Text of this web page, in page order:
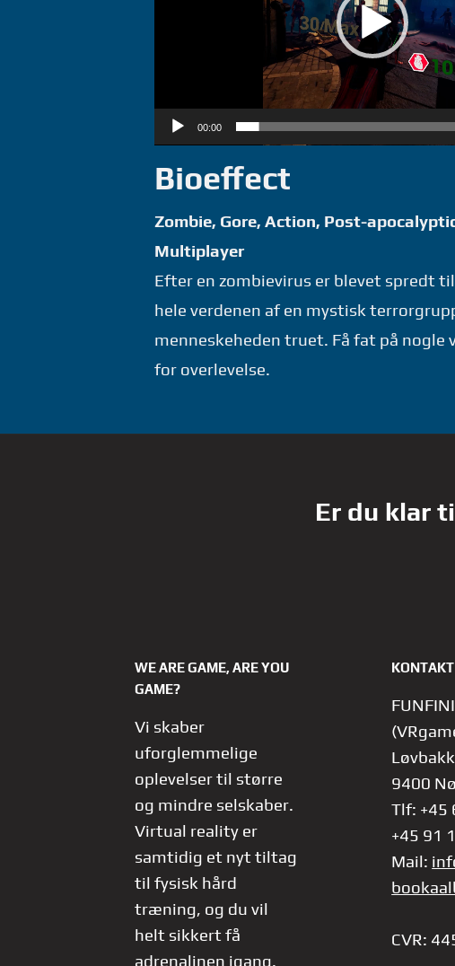
00:00
Bioeffect
Zombie, Gore, Action, Post-
Multiplayer
Efter en zombievirus er blevet spredt
hele verdenen af en mystisk
menneskeheden truet. Få fat på nogle
for overlevelse.
Er du klar
WE ARE GAME, ARE YOU
GAME?
Vi skaber
uforglemmelige
oplevelser til større
og mindre selskaber.
Virtual reality er
samtidig et nyt tiltag
til fysisk hård
træning, og du vil
helt sikkert få
adrenalinen igang.
9400
Tlf: +45
+45 91
Mail:
CVR: